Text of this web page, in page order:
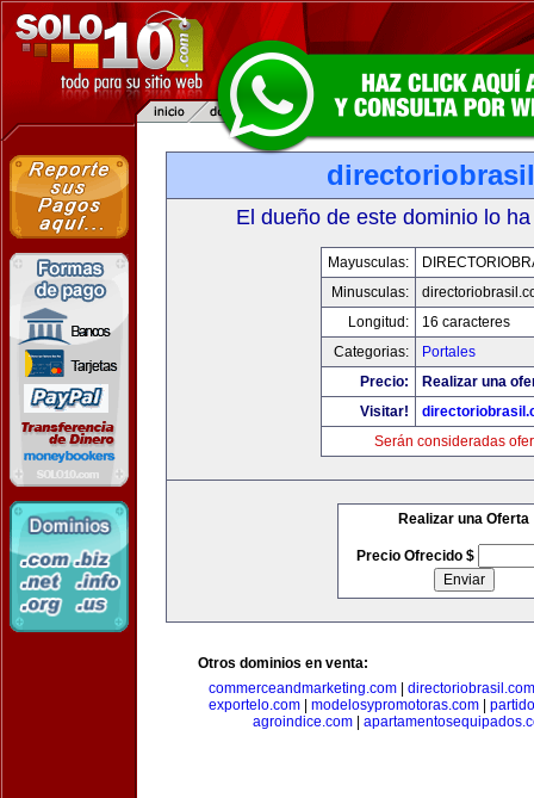
El dueño de este dominio lo
Mayusculas:
Minusculas:
Longitud:
16 caracteres
Categorias:
Portales
Precio:
Realizar una
Visitar!
Serán consideradas
Realizar una Oferta
Precio Ofrecido $
Otros dominios en venta:
commerceandmarketing.com| directoriobrasil.com
exportelo.com
modelosypromotoras.com
agroindice.com